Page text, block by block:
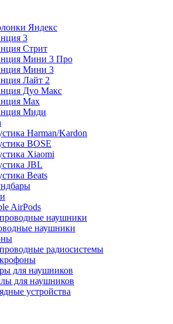
Яндекс
3
Стрит
Мини 3 Про
Мини 3
Лайт 2
Дуо Макс
Max
Миди
Harman/Kardon
BOSE
Xiaomi
JBL
Beats
AirPods
наушники
наушники
радиосистемы
для наушников
для наушников
устройства